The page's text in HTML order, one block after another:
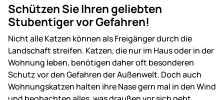
Schützen Sie Ihren geliebten
Stubentiger vor Gefahren!
Nicht alle Katzen können als Freigänger durch die
Landschaft streifen. Katzen, die nur im Haus oder in der
Wohnung leben, benötigen daher oft besonderen
Schutz vor den Gefahren der Außenwelt. Doch auch
Wohnungskatzen halten ihre Nase gern mal in den Wind